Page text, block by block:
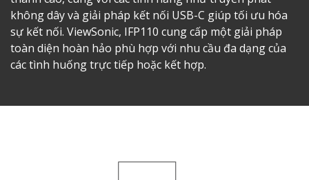
không dây và giải pháp kết nối USB-C giúp tối ưu hóa
sự kết nối. ViewSonic, IFP110 cung cấp một giải pháp
toàn diện hoàn hảo phù hợp với nhu cầu đa dạng của
các tình huống trực tiếp hoặc kết hợp.